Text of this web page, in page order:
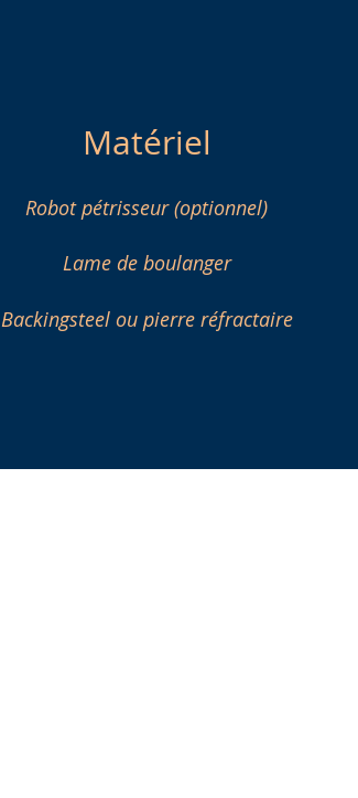
Matériel
Robot pétrisseur (optionnel)
Lame de boulanger
Backingsteel ou pierre réfractaire